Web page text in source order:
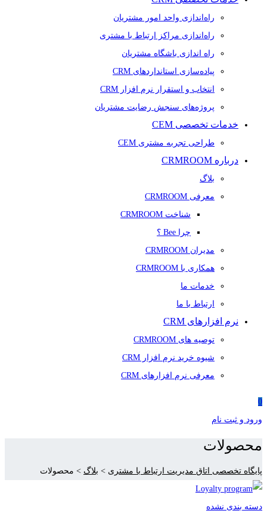
راه‌اندازی واحد امور مشتریان
راه‌اندازی مراکز ارتباط با مشتری
راه اندازی باشگاه مشتریان
پیاده‌سازی استانداردهای CRM
انتخاب و استقرار نرم افزار CRM
پروژه‌های سنجش رضایت مشتریان
خدمات تخصصی CEM
طراحی تجربه مشتری CEM
درباره CRMROOM
بلاگ
معرفی CRMROOM
شناخت CRMROOM
چرا Bee ؟
مدیران CRMROOM
همکاری با CRMROOM
خدمات ما
ارتباط با ما
نرم افزارهای CRM
توصیه های CRMROOM
شیوه خرید نرم افزار CRM
معرفی نرم افزارهای CRM
0
ورود و ثبت نام
محصولات
پایگاه تخصصی اتاق مدیریت ارتباط با مشتری > بلاگ > محصولات
دسته بندی نشده